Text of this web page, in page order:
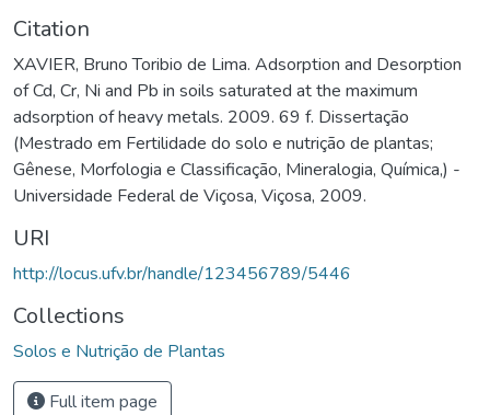
Citation
XAVIER, Bruno Toribio de Lima. Adsorption and Desorption
of Cd, Cr, Ni and Pb in soils saturated at the maximum
adsorption of heavy metals. 2009. 69 f. Dissertação
(Mestrado em Fertilidade do solo e nutrição de plantas;
Gênese, Morfologia e Classificação, Mineralogia, Química,) -
Universidade Federal de Viçosa, Viçosa, 2009.
URI
http://locus.ufv.br/handle/123456789/5446
Collections
Solos e Nutrição de Plantas
Full item page